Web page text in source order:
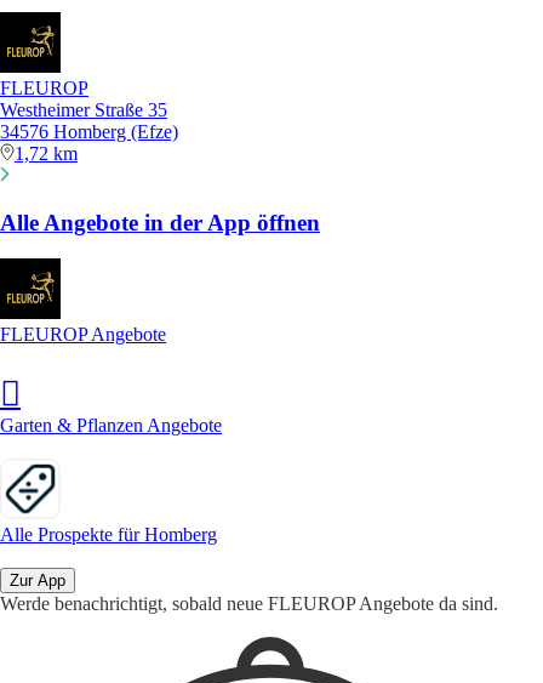
FLEUROP
Westheimer Straße 35
34576 Homberg (Efze)
1,72 km
Alle Angebote in der App öffnen
FLEUROP Angebote
Garten & Pflanzen Angebote
Alle Prospekte für Homberg
Zur App
Werde benachrichtigt, sobald neue FLEUROP Angebote da sind.